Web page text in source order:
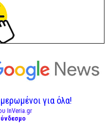
για όλα!
InVeria.gr